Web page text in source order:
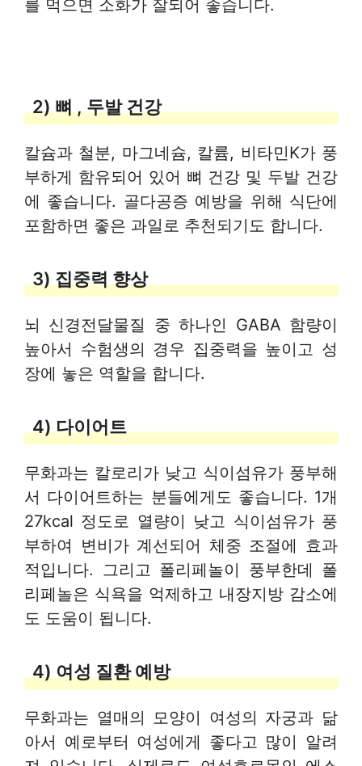
를 먹으면 소화가 잘되어 좋습니다.
2) 뼈 , 두발 건강
칼슘과 철분, 마그네슘, 칼륨, 비타민K가 풍
부하게 함유되어 있어 뼈 건강 및 두발 건강
에 좋습니다. 골다공증 예방을 위해 식단에
포함하면 좋은 과일로 추천되기도 합니다.
3) 집중력 향상
뇌 신경전달물질 중 하나인 GABA 함량이
높아서 수험생의 경우 집중력을 높이고 성
장에 놓은 역할을 합니다.
4) 다이어트
무화과는 칼로리가 낮고 식이섬유가 풍부해
서 다이어트하는 분들에게도 좋습니다. 1개
27kcal 정도로 열량이 낮고 식이섬유가 풍
부하여 변비가 계선되어 체중 조절에 효과
적입니다. 그리고 폴리페놀이 풍부한데 폴
리페놀은 식욕을 억제하고 내장지방 감소에
도 도움이 됩니다.
4) 여성 질환 예방
무화과는 열매의 모양이 여성의 자궁과 닮
아서 예로부터 여성에게 좋다고 많이 알려